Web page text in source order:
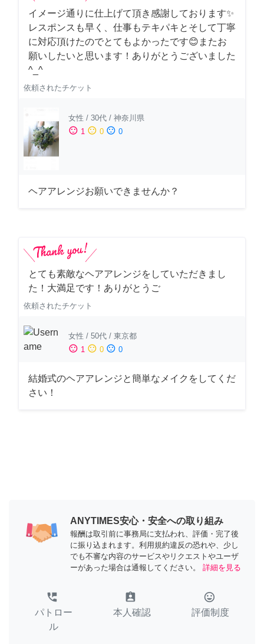
イメージ通りに仕上げて頂き感謝しております✨
レスポンスも早く、仕事もテキパキとそして丁寧
に対応頂けたのでとてもよかったです😊またお
願いしたいと思います！ありがとうございました
^_^
依頼されたチケット
女性 / 30代 / 神奈川県
sentiment_satisfied 1 sentiment_neutral 0 sentiment_dissatisfied 0
ヘアアレンジお願いできませんか？
とても素敵なヘアアレンジをしていただきまし
た！大満足です！ありがとうご
依頼されたチケット
女性 / 50代 / 東京都
sentiment_satisfied 1 sentiment_neutral 0 sentiment_dissatisfied 0
結婚式のヘアアレンジと簡単なメイクをしてくだ
さい！
ANYTIMES安心・安全への取り組み
報酬は取引前に事務局に支払われ、評価・完了後
に振り込まれます。利用規約違反の恐れや、少し
でも不審な内容のサービスやリクエストやユーザ
ーがあった場合は通報してください。
詳細を見る
perm_phone_msg
パトロー
ル
assignment_ind
本人確認
tag_faces
評価制度